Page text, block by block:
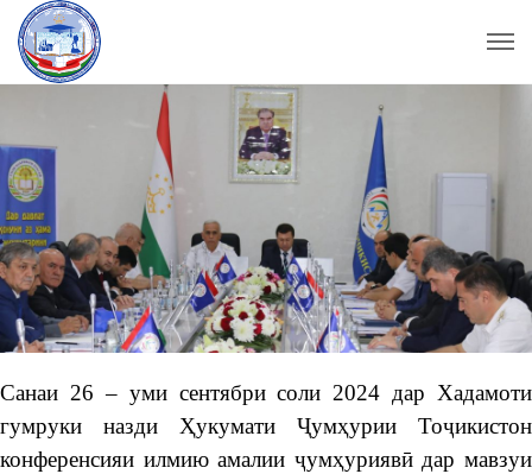
Санаи 26 – уми сентябри соли 2024 дар Хадамоти
гумруки назди Ҳукумати Ҷумҳурии Тоҷикистон
конференсияи илмию амалии ҷумҳуриявӣ дар мавзуи